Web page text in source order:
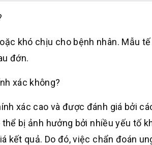
khó chịu cho bệnh nhân. Mẫu
đớn.
xác không?
xác cao và được đánh giá bởi
bị ảnh hưởng bởi nhiều yếu tố
kết quả. Do đó, việc chẩn đoán